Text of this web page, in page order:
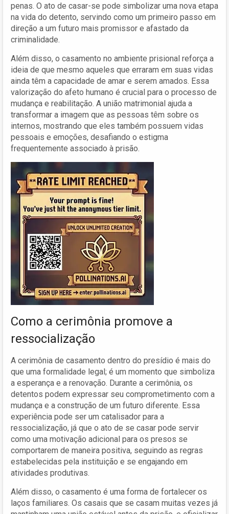
penas. O ato de casar-se pode simbolizar uma nova etapa
na vida do detento, servindo como um primeiro passo em
direção a um futuro mais promissor e afastado da
criminalidade.
Além disso, o casamento no ambiente prisional reforça a
ideia de que mesmo aqueles que erraram em suas vidas
ainda têm a capacidade de amar e serem amados. Essa
valorização do afeto humano é crucial para o processo de
mudança e reabilitação. A união matrimonial ajuda a
transformar a imagem que as pessoas têm sobre os
internos, mostrando que eles também possuem vidas
pessoais e emoções, desafiando o estigma
frequentemente associado à prisão.
Como a cerimônia promove a
ressocialização
A cerimônia de casamento dentro do presídio é mais do
que uma formalidade legal; é um momento que simboliza
a esperança e a renovação. Durante a cerimônia, os
detentos podem expressar seu comprometimento com a
mudança e a construção de um futuro diferente. Essa
experiência pode ser um catalisador para a
ressocialização, já que o ato de se casar pode servir
como uma motivação adicional para os presos se
comportarem de maneira positiva, seguindo as regras
estabelecidas pela instituição e se engajando em
atividades produtivas.
Além disso, o casamento é uma forma de fortalecer os
laços familiares. Os casais que se casam muitas vezes já